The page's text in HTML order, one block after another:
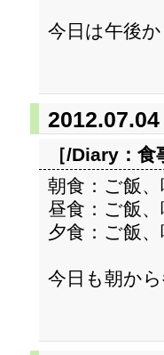
今日は午後か
2012.07.04
［/Diary： 食
朝食：ご飯
昼食：ご飯
夕食：ご飯
今日も朝から